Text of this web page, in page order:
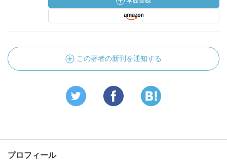
この著者の新刊を通知する
プロフィール